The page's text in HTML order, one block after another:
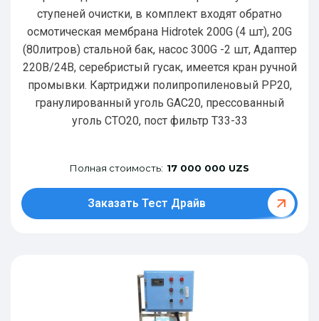
ступеней очистки, в комплект входят обратно
осмотическая мембрана Hidrotek 200G (4 шт), 20G
(80литров) стальной бак, насос 300G -2 шт, Адаптер
220В/24В, серебристый гусак, имеется кран ручной
промывки. Картриджи полипропиленовый РР20,
гранулированный уголь GAC20, прессованный
уголь CTO20, пост фильтр T33-33
Полная стоимость: 17 000 000 UZS
Заказать Тест Драйв